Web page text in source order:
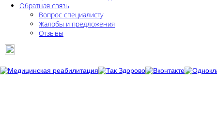
Обратная связь
Вопрос специалисту
Жалобы и предложения
Отзывы